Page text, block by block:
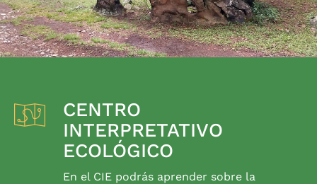
CENTRO
INTERPRETATIVO
ECOLÓGICO
En el CIE podrás aprender sobre la